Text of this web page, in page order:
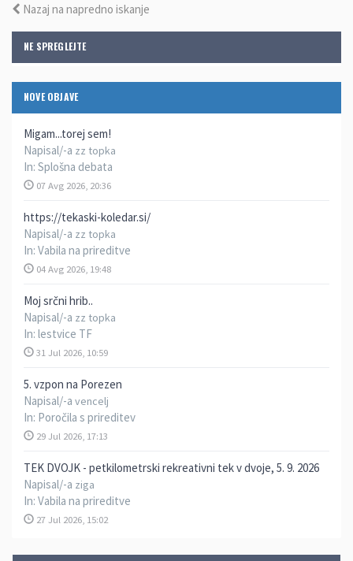
NE SPREGLEJTE
NOVE OBJAVE
Migam...torej sem!
Napisal/-a zz topka
In: Splošna debata
07 Avg 2026, 20:36
https://tekaski-koledar.si/
Napisal/-a zz topka
In: Vabila na prireditve
04 Avg 2026, 19:48
Moj srčni hrib..
Napisal/-a zz topka
In: lestvice TF
31 Jul 2026, 10:59
5. vzpon na Porezen
Napisal/-a vencelj
In: Poročila s prireditev
29 Jul 2026, 17:13
TEK DVOJK - petkilometrski rekreativni tek v dvoje, 5. 9. 2026
Napisal/-a ziga
In: Vabila na prireditve
27 Jul 2026, 15:02
Nazaj na napredno iskanje